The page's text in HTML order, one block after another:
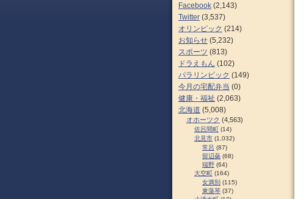
Facebook (2,143)
Twitter (3,537)
オリンピック (214)
お知らせ (5,232)
スポーツ (813)
ドラえもん (102)
パラリンピック (149)
今月の宅配弁当 (0)
健康・福祉 (2,063)
北海道 (5,008)
オホーツク (4,563)
佐呂間町 (14)
北見市 (1,032)
常呂 (87)
留辺蘂 (68)
端野 (64)
大空町 (164)
女満別 (115)
東藻琴 (37)